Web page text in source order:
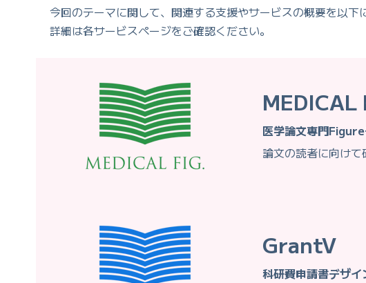
今回のテーマに関して、関連する支援やサービスの概要を以下
詳細は各サービスページをご確認ください。
MEDICAL
医学論文専門
論文の読者に向けて
GrantV
科研費申請書デザイ